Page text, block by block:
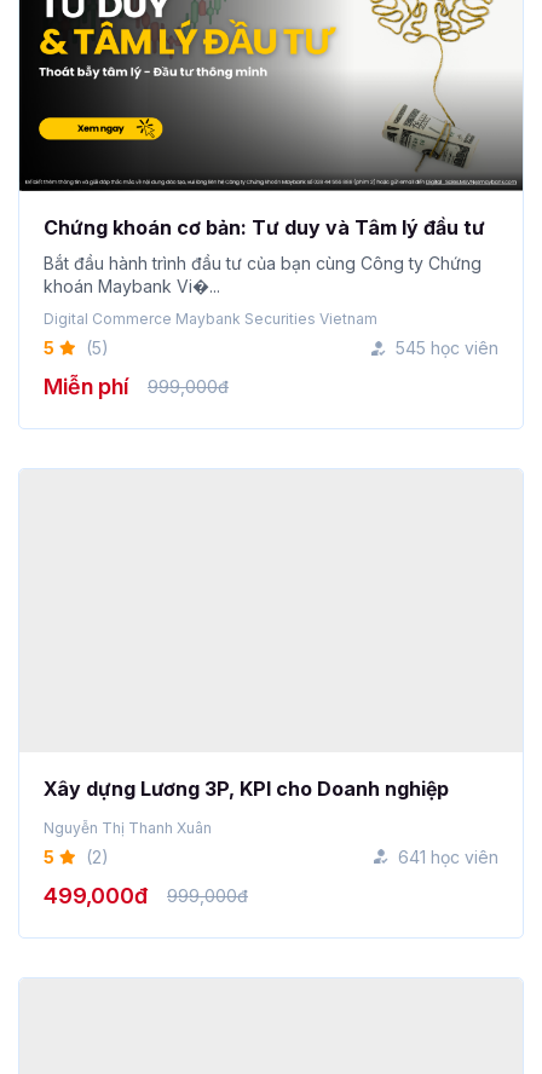
Chứng khoán cơ bản: Tư duy và Tâm lý đầu tư
Bắt đầu hành trình đầu tư của bạn cùng Công ty Chứng
khoán Maybank Vi�...
Digital Commerce Maybank Securities Vietnam
5 (5) 545 học viên
Miễn phí 999,000đ
499,000đ